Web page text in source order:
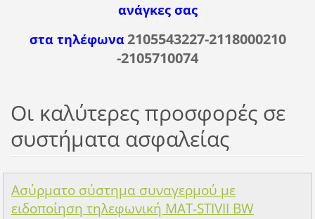
ανάγκες σας
στα τηλέφωνα2105543227-2118000210
-2105710074
Οι καλύτερες προσφορές σε
συστήματα ασφαλείας
Ασύρματο σύστημα συναγερμού με
ειδοποίηση τηλεφωνική MAT-STIVII BW